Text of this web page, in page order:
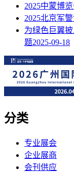
2025中蒙博
2025北京军
为绿色巨翼
题2025-09-18
分类
专业展会
企业展商
会刊供应